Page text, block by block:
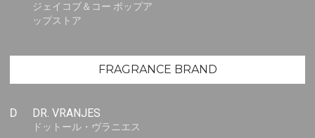
ジェイコブ＆コー ポップア
ップストア
FRAGRANCE BRAND
D DR. VRANJES
ドットール・ヴラニエス